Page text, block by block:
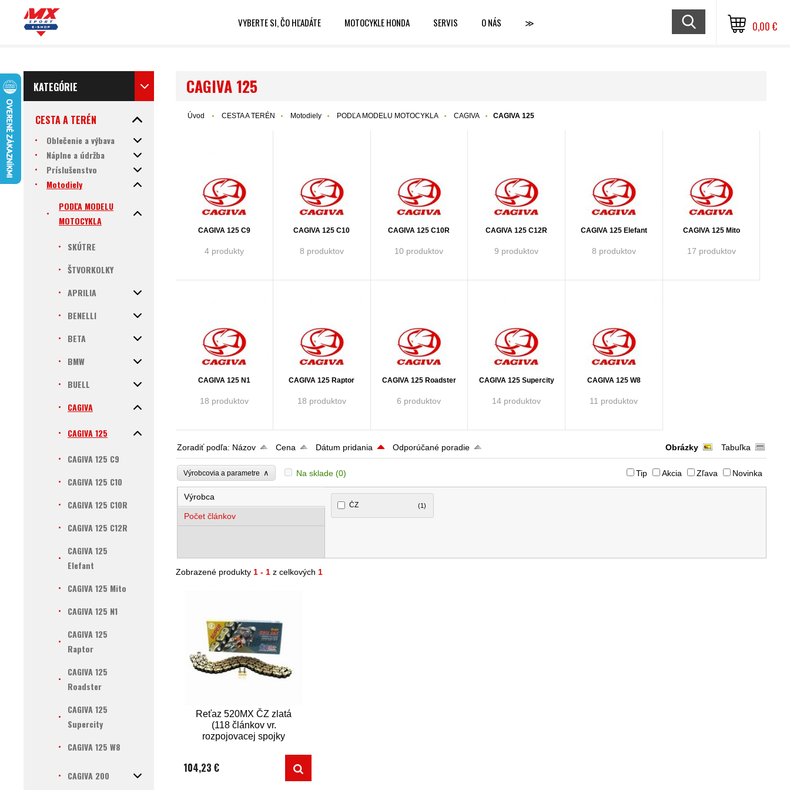
VYBERTE SI, ČO HĽADÁTE MOTOCYKLE HONDA SERVIS O NÁS ≫ 0,00 €
KATEGÓRIE
CESTA A TERÉN
Oblečenie a výbava
Náplne a údržba
Príslušenstvo
Motodiely
PODĽA MODELU
MOTOCYKLA
SKÚTRE
ŠTVORKOLKY
APRILIA
BENELLI
BETA
BMW
BUELL
CAGIVA
CAGIVA 125
CAGIVA 125 C9
CAGIVA 125 C10
CAGIVA 125 C10R
CAGIVA 125 C12R
CAGIVA 125
Elefant
CAGIVA 125 Mito
CAGIVA 125 N1
CAGIVA 125
Raptor
CAGIVA 125
Roadster
CAGIVA 125
Supercity
CAGIVA 125 W8
CAGIVA 200
CAGIVA 125
Úvod CESTA A TERÉN Motodiely PODĽA MODELU MOTOCYKLA CAGIVA CAGIVA 125
CAGIVA 125 C9
4 produkty
CAGIVA 125 C10
8 produktov
CAGIVA 125 C10R
10 produktov
CAGIVA 125 C12R
9 produktov
CAGIVA 125 Elefant
8 produktov
CAGIVA 125 Mito
17 produktov
CAGIVA 125 N1
18 produktov
CAGIVA 125 Raptor
18 produktov
CAGIVA 125 Roadster
6 produktov
CAGIVA 125 Supercity
14 produktov
CAGIVA 125 W8
11 produktov
Zoradiť podľa: Názov Cena Dátum pridania Odporúčané poradie Obrázky Tabuľka
Výrobcovia a parametre ∧ Na sklade (0) Tip Akcia Zľava Novinka
Výrobca
Počet článkov
ČZ (1)
Zobrazené produkty 1 - 1 z celkových 1
Reťaz 520MX ČZ zlatá
(118 článkov vr.
rozpojovacej spojky
104,23 €